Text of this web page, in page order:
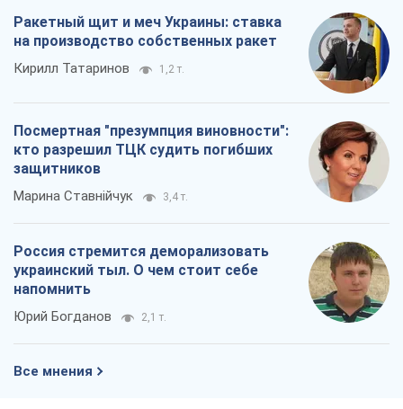
Ракетный щит и меч Украины: ставка
на производство собственных ракет
Кирилл Татаринов 1,2 т.
Посмертная "презумпция виновности":
кто разрешил ТЦК судить погибших
защитников
Марина Ставнійчук 3,4 т.
Россия стремится деморализовать
украинский тыл. О чем стоит себе
напомнить
Юрий Богданов 2,1 т.
Все мнения